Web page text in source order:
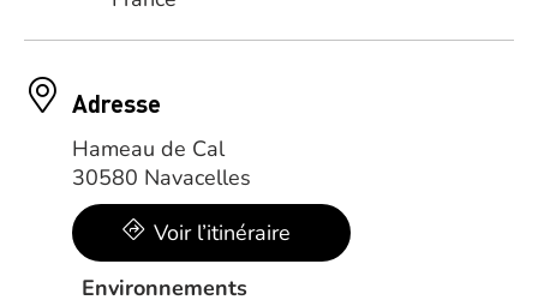
Adresse
Hameau de Cal
30580 Navacelles
Voir l’itinéraire
Environnements